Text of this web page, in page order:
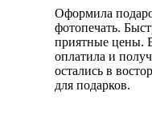
Оформила
фотопечать.
приятные цены.
оплатила и
остались в
для подарков.